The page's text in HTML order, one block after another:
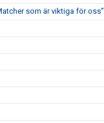
som är viktiga för oss”